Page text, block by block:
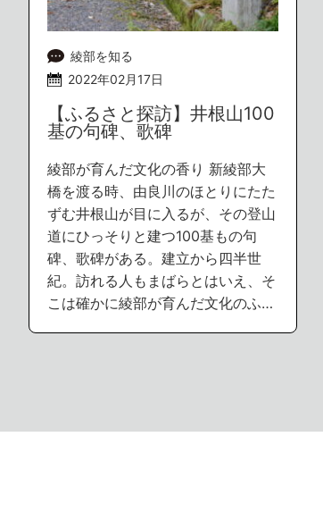
綾部を知る
2022年02月17日
【ふるさと探訪】井根山100
基の句碑、歌碑
綾部が育んだ文化の香り 新綾部大
橋を渡る時、由良川のほとりにたた
ずむ井根山が目に入るが、その登山
道にひっそりと建つ100基もの句
碑、歌碑がある。建立から四半世
紀。訪れる人もまばらとはいえ、そ
こは確かに綾部が育んだ文化のふ…